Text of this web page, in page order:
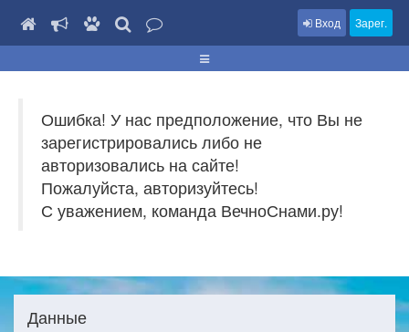
Вход Зарег.
Ошибка! У нас предположение, что Вы не
зарегистрировались либо не
авторизовались на сайте!
Пожалуйста, авторизуйтесь!
С уважением, команда ВечноСнами.ру!
Данные